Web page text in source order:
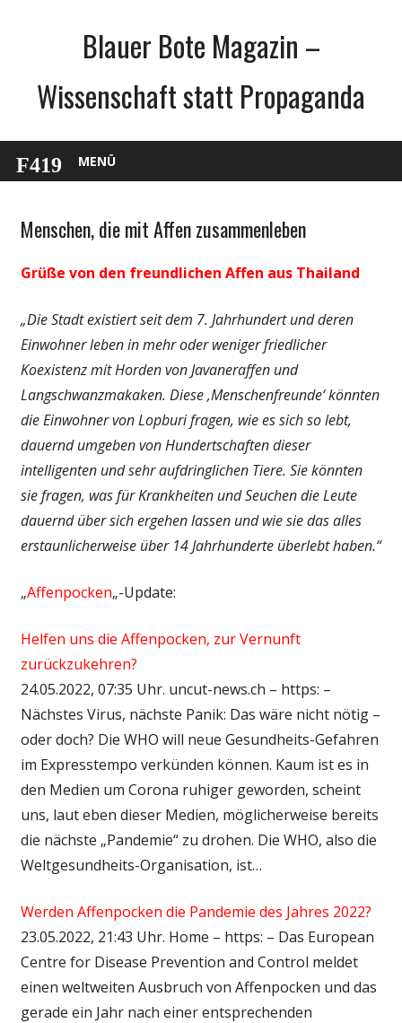
Blauer Bote Magazin –
Wissenschaft statt Propaganda
MENÜ
Gesellschaft
Politik
Menschen, die mit Affen zusammenleben
Grüße von den freundlichen Affen aus Thailand
„Die Stadt existiert seit dem 7. Jahrhundert und deren
Einwohner leben in mehr oder weniger friedlicher
Koexistenz mit Horden von Javaneraffen und
Langschwanzmakaken. Diese ‚Menschenfreunde‘ könnten
die Einwohner von Lopburi fragen, wie es sich so lebt,
dauernd umgeben von Hundertschaften dieser
intelligenten und sehr aufdringlichen Tiere. Sie könnten
sie fragen, was für Krankheiten und Seuchen die Leute
dauernd über sich ergehen lassen und wie sie das alles
erstaunlicherweise über 14 Jahrhunderte überlebt haben.“
„Affenpocken„-Update:
Helfen uns die Affenpocken, zur Vernunft
zurückzukehren?
24.05.2022, 07:35 Uhr. uncut-news.ch – https: –
Nächstes Virus, nächste Panik: Das wäre nicht nötig –
oder doch? Die WHO will neue Gesundheits-Gefahren
im Expresstempo verkünden können. Kaum ist es in
den Medien um Corona ruhiger geworden, scheint
uns, laut eben dieser Medien, möglicherweise bereits
die nächste „Pandemie“ zu drohen. Die WHO, also die
Weltgesundheits-Organisation, ist…
Werden Affenpocken die Pandemie des Jahres 2022?
23.05.2022, 21:43 Uhr. Home – https: – Das European
Centre for Disease Prevention and Control meldet
einen weltweiten Ausbruch von Affenpocken und das
gerade ein Jahr nach einer entsprechenden